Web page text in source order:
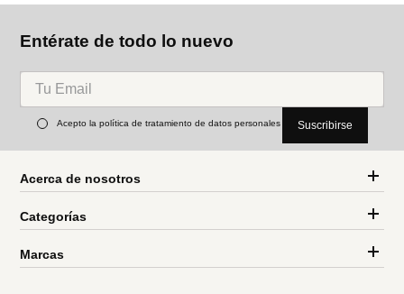
Entérate de todo lo nuevo
Acepto la política de tratamiento de datos personales Suscribirse
Acerca de nosotros
Categorías
Marcas